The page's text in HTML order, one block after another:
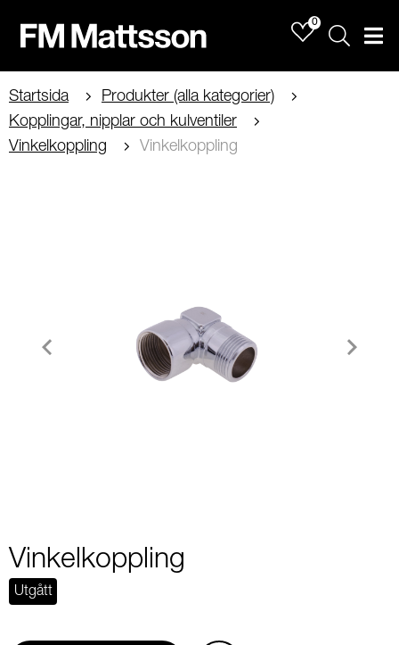
0
Sök
Startsida
Produkter (alla kategorier)
Kopplingar, nipplar och kulventiler
Vinkelkoppling
Vinkelkoppling
Vinkelkoppling
Utgått